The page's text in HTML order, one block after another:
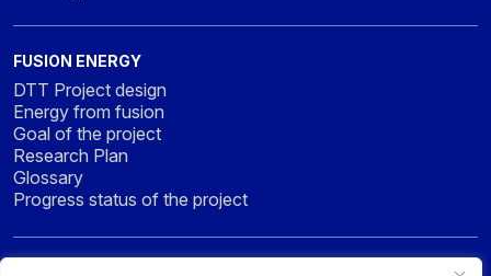
FUSION ENERGY
DTT Project design
Energy from fusion
Goal of the project
Research Plan
Glossary
Progress status of the project